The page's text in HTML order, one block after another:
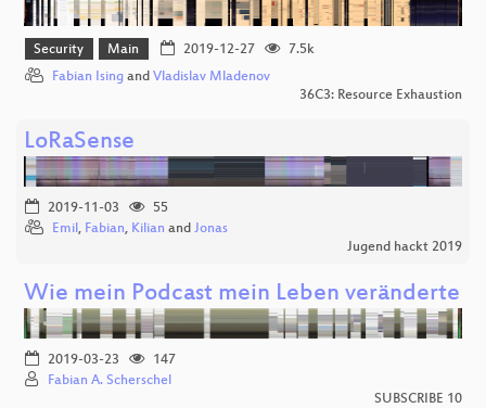
Security Main 2019-12-27
7.5k
Fabian Ising and Vladislav Mladenov
36C3: Resource Exhaustion
LoRaSense
2019-11-03
55
Emil , Fabian, Kilian and Jonas
Jugend hackt 2019
Wie mein Podcast mein Leben veränderte
2019-03-23
147
Fabian A. Scherschel
SUBSCRIBE 10